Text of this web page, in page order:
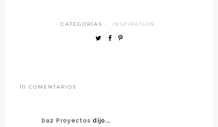
CATEGORÍAS · INSPIRATION
10 COMENTARIOS
ba2 Proyectos dijo...